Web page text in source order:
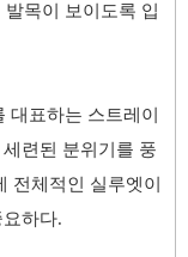
목이 보이도록 입
표하는 스트레이
련된 분위기를 풍
전체적인 실루엣이
하다.